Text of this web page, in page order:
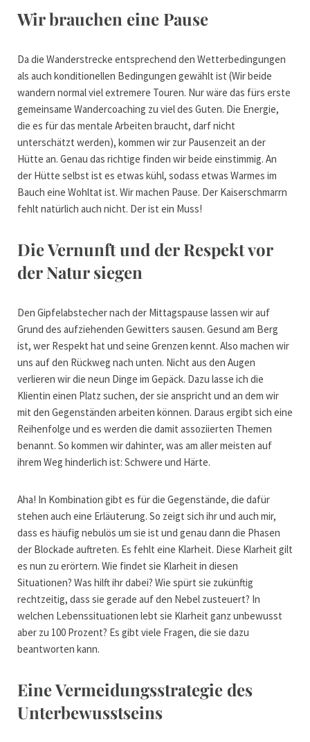
Wir brauchen eine Pause
Da die Wanderstrecke entsprechend den Wetterbedingungen
als auch konditionellen Bedingungen gewählt ist (Wir beide
wandern normal viel extremere Touren. Nur wäre das fürs erste
gemeinsame Wandercoaching zu viel des Guten. Die Energie,
die es für das mentale Arbeiten braucht, darf nicht
unterschätzt werden), kommen wir zur Pausenzeit an der
Hütte an. Genau das richtige finden wir beide einstimmig. An
der Hütte selbst ist es etwas kühl, sodass etwas Warmes im
Bauch eine Wohltat ist. Wir machen Pause. Der Kaiserschmarrn
fehlt natürlich auch nicht. Der ist ein Muss!
Die Vernunft und der Respekt vor
der Natur siegen
Den Gipfelabstecher nach der Mittagspause lassen wir auf
Grund des aufziehenden Gewitters sausen. Gesund am Berg
ist, wer Respekt hat und seine Grenzen kennt. Also machen wir
uns auf den Rückweg nach unten. Nicht aus den Augen
verlieren wir die neun Dinge im Gepäck. Dazu lasse ich die
Klientin einen Platz suchen, der sie anspricht und an dem wir
mit den Gegenständen arbeiten können. Daraus ergibt sich eine
Reihenfolge und es werden die damit assoziierten Themen
benannt. So kommen wir dahinter, was am aller meisten auf
ihrem Weg hinderlich ist: Schwere und Härte.
Aha! In Kombination gibt es für die Gegenstände, die dafür
stehen auch eine Erläuterung. So zeigt sich ihr und auch mir,
dass es häufig nebulös um sie ist und genau dann die Phasen
der Blockade auftreten. Es fehlt eine Klarheit. Diese Klarheit gilt
es nun zu erörtern. Wie findet sie Klarheit in diesen
Situationen? Was hilft ihr dabei? Wie spürt sie zukünftig
rechtzeitig, dass sie gerade auf den Nebel zusteuert? In
welchen Lebenssituationen lebt sie Klarheit ganz unbewusst
aber zu 100 Prozent? Es gibt viele Fragen, die sie dazu
beantworten kann.
Eine Vermeidungsstrategie des
Unterbewusstseins